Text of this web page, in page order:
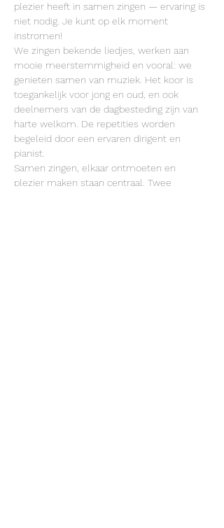
plezier heeft in samen zingen — ervaring is
niet nodig. Je kunt op elk moment
instromen!
We zingen bekende liedjes, werken aan
mooie meerstemmigheid en vooral: we
genieten samen van muziek. Het koor is
toegankelijk voor jong en oud, en ook
deelnemers van de dagbesteding zijn van
harte welkom. De repetities worden
begeleid door een ervaren dirigent en
pianist.
Samen zingen, elkaar ontmoeten en
plezier maken staan centraal. Twee